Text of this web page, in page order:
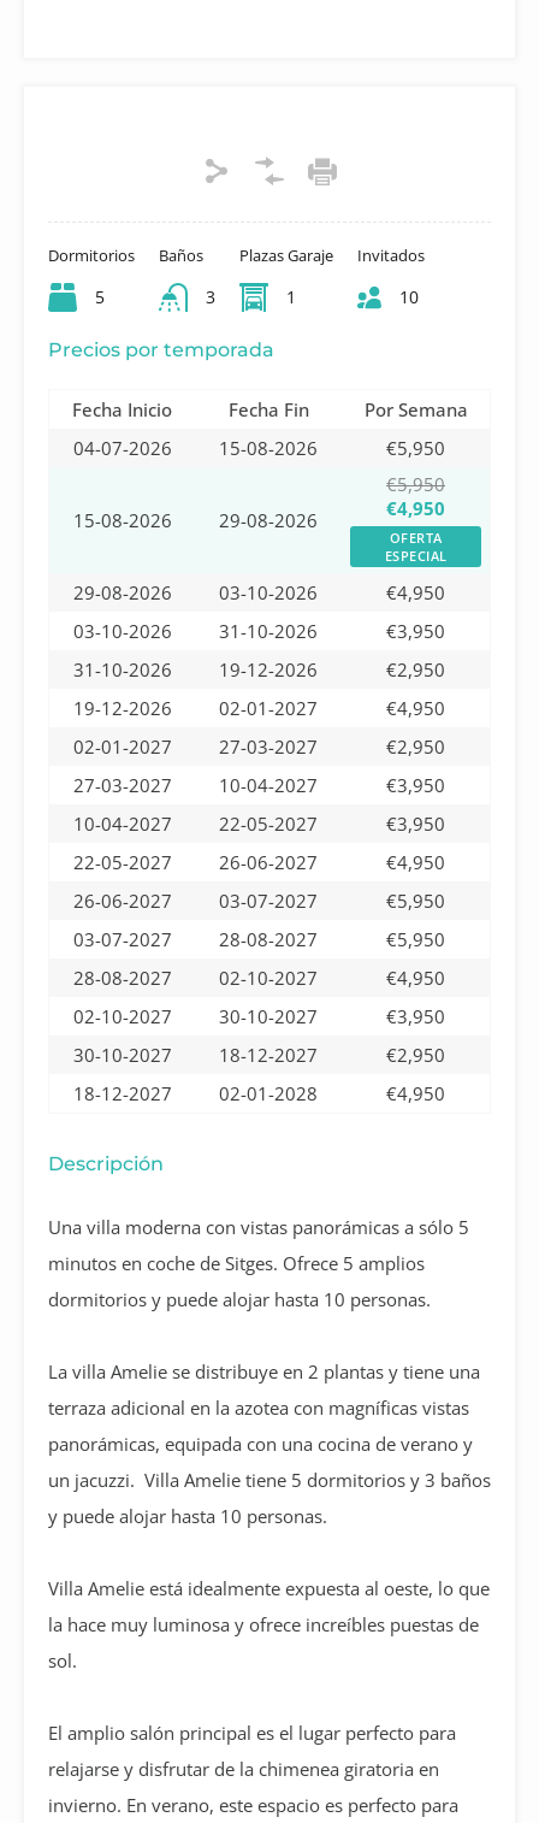
Dormitorios
5
Baños
3
Plazas Garaje
1
Invitados
10
Precios por temporada
Fecha Inicio Fecha Fin
Por Semana
04-07-2026
15-08-2026 €5,950
15-08-2026 29-08-2026
€5,950
€4,950
OFERTA
ESPECIAL
29-08-2026 03-10-2026
€4,950
03-10-2026
31-10-2026
€3,950
31-10-2026
19-12-2026
€2,950
19-12-2026
02-01-2027
€4,950
02-01-2027
27-03-2027
€2,950
27-03-2027
10-04-2027
€3,950
10-04-2027
22-05-2027
€3,950
22-05-2027
26-06-2027
€4,950
26-06-2027
03-07-2027
€5,950
03-07-2027
28-08-2027
€5,950
28-08-2027
02-10-2027
€4,950
02-10-2027
30-10-2027
€3,950
30-10-2027
18-12-2027
€2,950
18-12-2027
02-01-2028 €4,950
Descripción
Una villa moderna con vistas panorámicas a sólo 5
minutos en coche de Sitges. Ofrece 5 amplios
dormitorios y puede alojar hasta 10 personas.
La villa Amelie se distribuye en 2 plantas y tiene una
terraza adicional en la azotea con magníficas vistas
panorámicas, equipada con una cocina de verano y
un jacuzzi. Villa Amelie tiene 5 dormitorios y 3 baños
y puede alojar hasta 10 personas.
Villa Amelie está idealmente expuesta al oeste, lo que
la hace muy luminosa y ofrece increíbles puestas de
sol.
El amplio salón principal es el lugar perfecto para
relajarse y disfrutar de la chimenea giratoria en
invierno. En verano, este espacio es perfecto para